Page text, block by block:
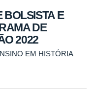
BOLSISTA E
DE
2022
EM HISTÓRIA